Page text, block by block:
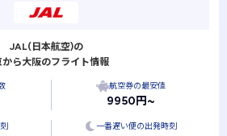
JAL(日本航空)の
から大阪のフライト情報
航空券の最安値
9950円~
一番遅い便の出発時刻